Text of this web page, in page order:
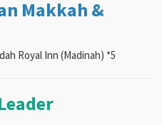
Makkah &
Royal Inn (Madinah) *5